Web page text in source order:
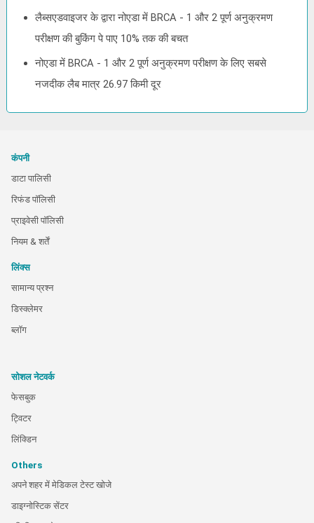
लैब्सएडवाइजर के द्वारा नोएडा में BRCA - 1 और 2 पूर्ण अनुक्रमण
परीक्षण की बुकिंग पे पाए 10% तक की बचत
नोएडा में BRCA - 1 और 2 पूर्ण अनुक्रमण परीक्षण के लिए सबसे
नजदीक लैब मात्र 26.97 किमी दूर
कंपनी
डाटा पालिसी
रिफंड पॉलिसी
प्राइवेसी पॉलिसी
नियम & शर्तें
लिंक्स
सामान्य प्रश्न
डिस्क्लेमर
ब्लॉग
सोशल नेटवर्क
फेसबुक
ट्विटर
लिंक्डिन
Others
अपने शहर में मेडिकल टेस्ट खोजे
डाइग्नोस्टिक सेंटर